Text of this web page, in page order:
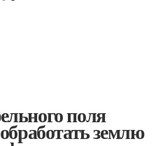
поля
землю